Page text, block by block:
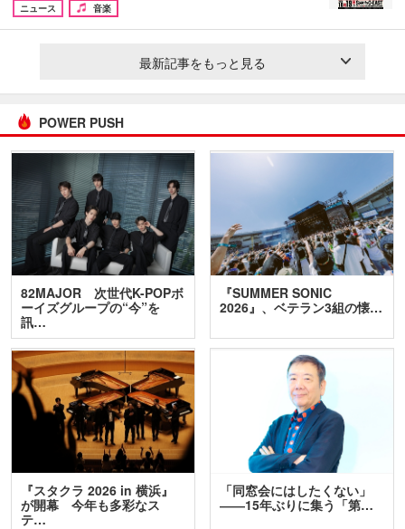
ニュース
音楽
最新記事をもっと見る
POWER PUSH
82MAJOR 次世代K-POPボ
ーイズグループの“今”を
訊…
『SUMMER SONIC
2026』、ベテラン3組の懐…
『スタクラ 2026 in 横浜』
が開幕 今年も多彩なス
テ…
「同窓会にはしたくない」
――15年ぶりに集う「第…